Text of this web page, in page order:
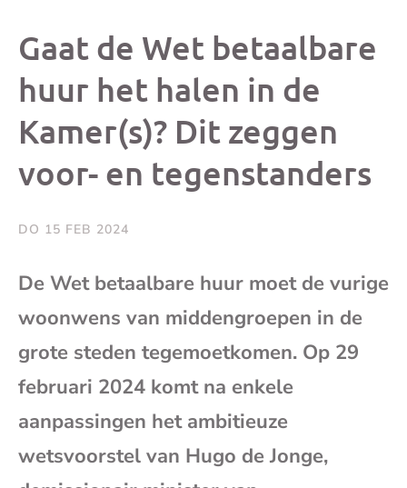
bericht
op
Facebook
bericht
op
X
op
Gaat de Wet betaalbare
huur het halen in de
Kamer(s)? Dit zeggen
voor- en tegenstanders
DO 15 FEB 2024
De Wet betaalbare huur moet de vurige
woonwens van middengroepen in de
grote steden tegemoetkomen. Op 29
februari 2024 komt na enkele
aanpassingen het ambitieuze
wetsvoorstel van Hugo de Jonge,